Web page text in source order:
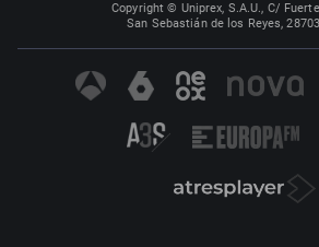
Copyright © Uniprex, S.A.U., C/
San Sebastián de los Reyes,